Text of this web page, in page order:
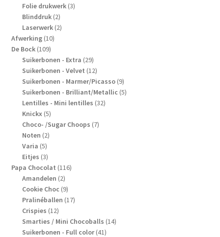
Folie drukwerk 33
Blinddruk 22
producten
Laserwerk 22
Afwerking 1010
De Bock 109109
producten
Suikerbonen - Extra 2929
producten
Suikerbonen - Velvet 1212
producten
Suikerbonen - Marmer/Picasso 99
producten
Suikerbonen - Brilliant/Metallic 55
Lentilles - Mini lentilles 3232
Knickx 55
producten
Choco- /Sugar Choops 77
Noten 22
Varia 55
producten
Eitjes 33
producten
Papa Chocolat 116116
Amandelen 22
producten
Cookie Choc 99
producten
Pralinéballen 1717
Crispies 1212
producten
Smarties / Mini Chocoballs 1414
Suikerbonen - Full color 4141